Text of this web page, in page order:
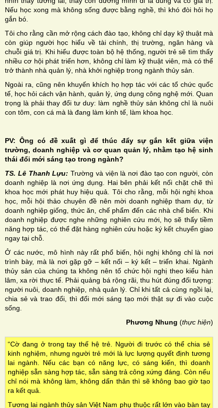
Nếu học xong mà không sống được bằng nghề, thì khó đòi hỏi họ
gắn bó.
Tôi cho rằng cần mở rộng cách đào tạo, không chỉ dạy kỹ thuật mà
còn giúp người học hiểu về tài chính, thị trường, ngân hàng và
chuỗi giá trị. Khi hiểu được toàn bộ hệ thống, người trẻ sẽ tìm thấy
nhiều cơ hội phát triển hơn, không chỉ làm kỹ thuật viên, mà có thể
trở thành nhà quản lý, nhà khởi nghiệp trong ngành thủy sản.
Ngoài ra, cũng nên khuyến khích họ hợp tác với các tổ chức quốc
tế, học hỏi cách vận hành, quản lý, ứng dụng công nghệ mới. Quan
trọng là phải thay đổi tư duy: làm nghề thủy sản không chỉ là nuôi
con tôm, con cá mà là đang làm kinh tế, làm khoa học.
PV: Ông có đề xuất gì để thúc đẩy sự gắn kết giữa viện
trường, doanh nghiệp và cơ quan quản lý, nhằm tạo hệ sinh
thái đổi mới sáng tạo trong ngành?
TS. Lê Thanh Lựu:Trường và viện là nơi đào tạo con người, còn
doanh nghiệp là nơi ứng dụng. Hai bên phải kết nối chặt chẽ thì
khoa học mới phát huy hiệu quả. Tôi cho rằng, mỗi hội nghị khoa
học, mỗi hội thảo chuyên đề nên mời doanh nghiệp tham dự, từ
doanh nghiệp giống, thức ăn, chế phẩm đến các nhà chế biến. Khi
doanh nghiệp được nghe những nghiên cứu mới, họ sẽ thấy tiềm
năng hợp tác, có thể đặt hàng nghiên cứu hoặc ký kết chuyển giao
ngay tại chỗ.
Ở các nước, mô hình này rất phổ biến, hội nghị không chỉ là nơi
trình bày, mà là nơi gặp gỡ – kết nối – ký kết – triển khai. Ngành
thủy sản của chúng ta không nên tổ chức hội nghị theo kiểu hàn
lâm, xa rời thực tế. Phải quảng bá rộng rãi, thu hút đúng đối tượng:
người nuôi, doanh nghiệp, nhà quản lý. Chỉ khi tất cả cùng ngồi lại,
chia sẻ và trao đổi, thì đổi mới sáng tạo mới thật sự đi vào cuộc
sống.
Phương Nhung (thực hiện)
“Cờ đang ở trong tay thế hệ trẻ. Người đi trước có thể chia sẻ
kinh nghiệm, nhưng người trẻ mới là lực lượng quyết định tương
lai ngành. Nếu các bạn có năng lực, có sáng kiến, thì doanh
nghiệp sẵn sàng hợp tác, sẵn sàng trả công xứng đáng. Còn nếu
chỉ nói mà không làm, không dấn thân thì sẽ không bao giờ tạo
ra kết quả.
Tương lai ngành thủy sản Việt Nam phụ thuộc rất lớn vào bàn tay